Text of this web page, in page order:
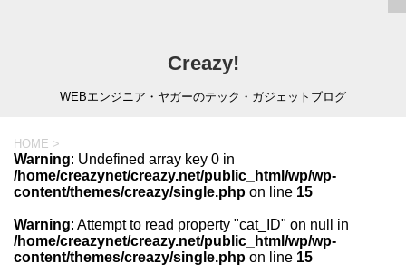
Creazy!
WEBエンジニア・ヤガーのテック・ガジェットブログ
HOME >
Warning: Undefined array key 0 in
/home/creazynet/creazy.net/public_html/wp/wp-
content/themes/creazy/single.php on line 15
Warning: Attempt to read property "cat_ID" on null in
/home/creazynet/creazy.net/public_html/wp/wp-
content/themes/creazy/single.php on line 15